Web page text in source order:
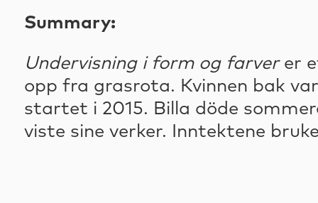
Summary:
Undervisning i form og farverer
opp fra grasrota. Kvinnen bak
startet i 2015. Billa döde
viste sine verker. Inntektene